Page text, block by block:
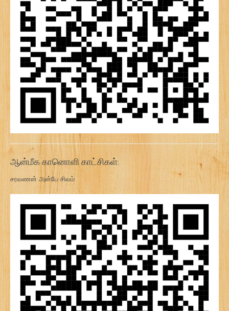
ஆன்மீக கானொளி காட்சிகள்:
சரவணன் அன்பே சிவம்